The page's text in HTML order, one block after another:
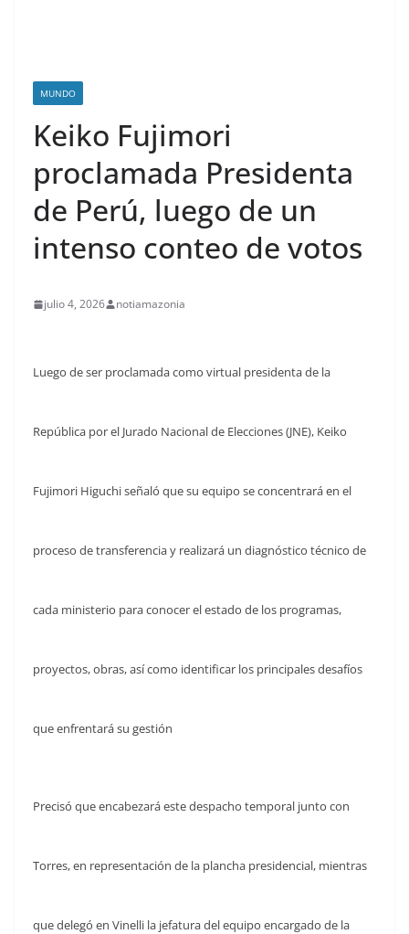
MUNDO
Keiko Fujimori
proclamada Presidenta
de Perú, luego de un
intenso conteo de votos
julio 4, 2026 notiamazonia
Luego de ser proclamada como virtual presidenta de la
República por el Jurado Nacional de Elecciones (JNE), Keiko
Fujimori Higuchi señaló que su equipo se concentrará en el
proceso de transferencia y realizará un diagnóstico técnico de
cada ministerio para conocer el estado de los programas,
proyectos, obras, así como identificar los principales desafíos
que enfrentará su gestión
Precisó que encabezará este despacho temporal junto con
Torres, en representación de la plancha presidencial, mientras
que delegó en Vinelli la jefatura del equipo encargado de la